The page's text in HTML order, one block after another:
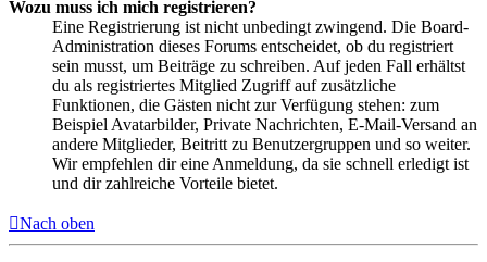
Wozu muss ich mich registrieren?
Eine Registrierung ist nicht unbedingt zwingend. Die Board-
Administration dieses Forums entscheidet, ob du registriert
sein musst, um Beiträge zu schreiben. Auf jeden Fall erhältst
du als registriertes Mitglied Zugriff auf zusätzliche
Funktionen, die Gästen nicht zur Verfügung stehen: zum
Beispiel Avatarbilder, Private Nachrichten, E-Mail-Versand an
andere Mitglieder, Beitritt zu Benutzergruppen und so weiter.
Wir empfehlen dir eine Anmeldung, da sie schnell erledigt ist
und dir zahlreiche Vorteile bietet.
Nach oben